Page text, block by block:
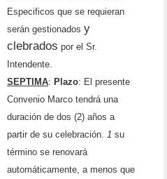
Especificos que se requieran
serán gestionados y
clebrados por el Sr.
Intendente.
SEPTIMA: Plazo: El presente
Convenio Marco tendrá una
duración de dos (2) años a
partir de su celebración. 1 su
término se renovará
automáticamente, a menos que